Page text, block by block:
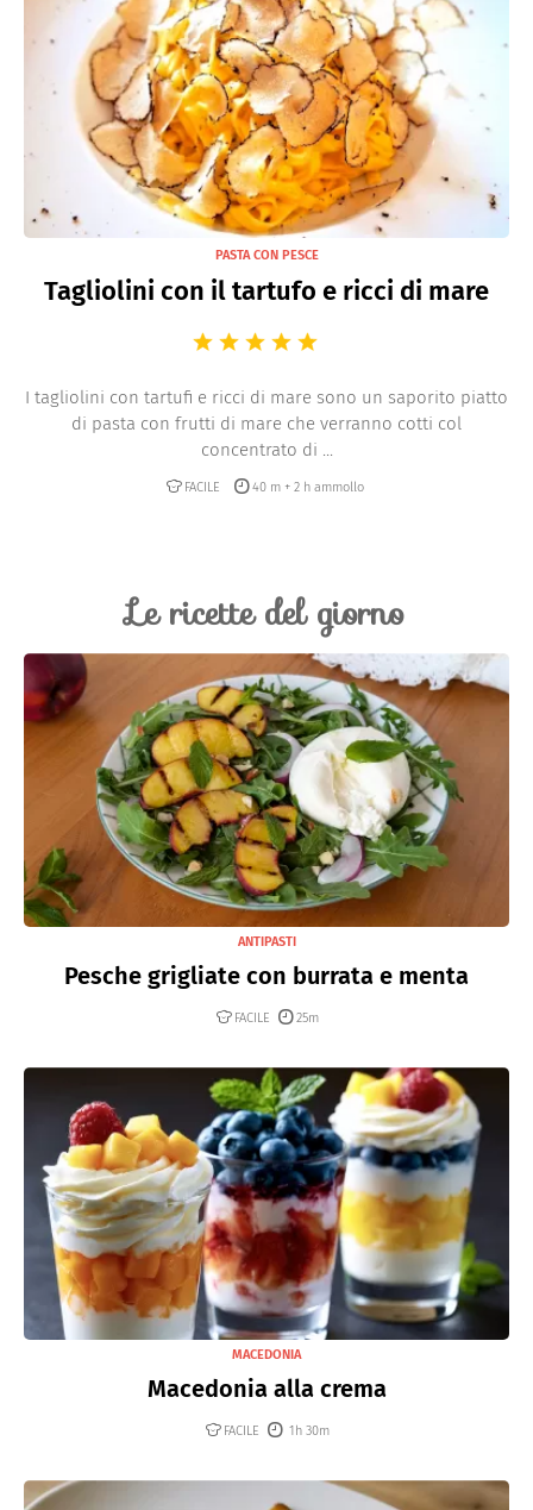
PASTA CON PESCE
Tagliolini con il tartufo e ricci di mare
I tagliolini con tartufi e ricci di mare sono un saporito piatto
di pasta con frutti di mare che verranno cotti col
concentrato di ...
FACILE 40 m + 2 h ammollo
Le ricette del giorno
ANTIPASTI
Pesche grigliate con burrata e menta
FACILE 25m
MACEDONIA
Macedonia alla crema
FACILE 1h 30m